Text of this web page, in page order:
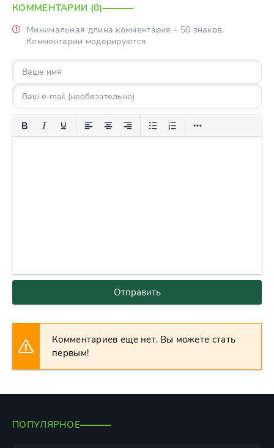
КОММЕНТАРИИ (0)
Минимальная длина комментария - 50 знаков.
Комментарии модерируются
Отправить
Комментариев еще нет. Вы можете стать
первым!
ПОПУЛЯРНОЕ